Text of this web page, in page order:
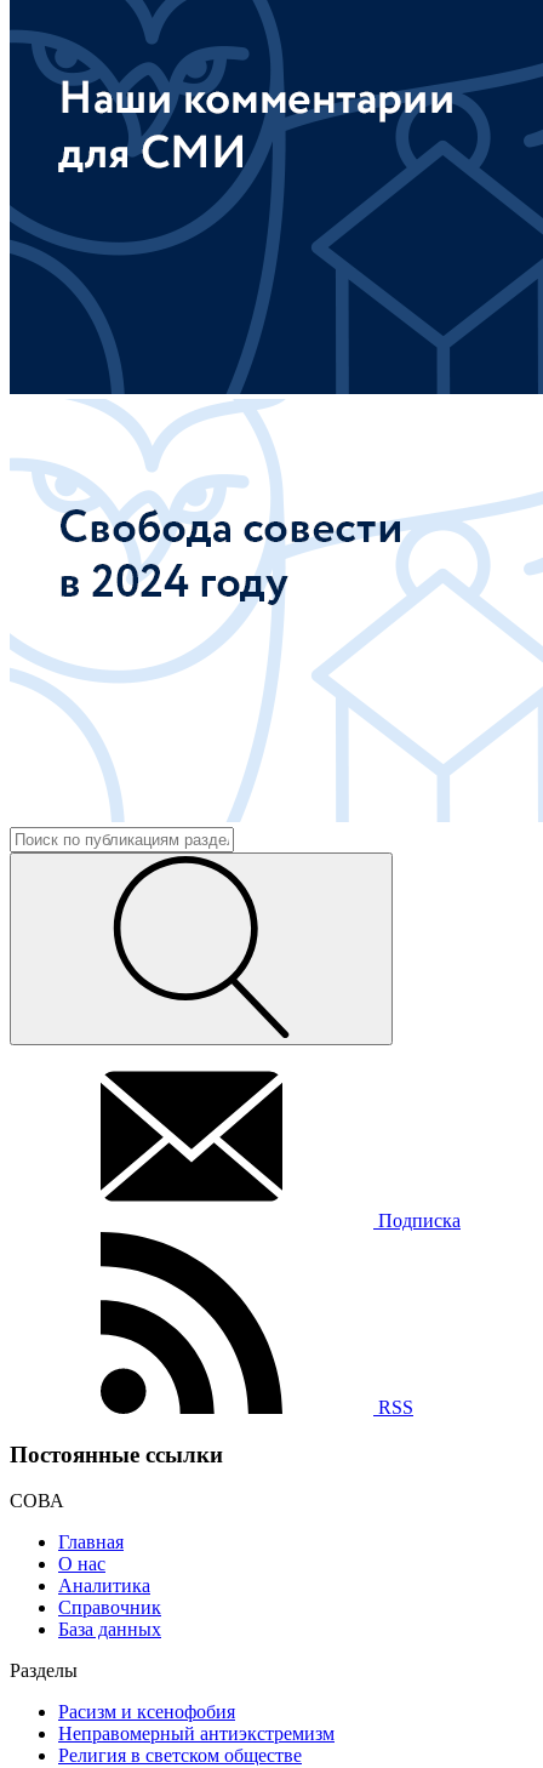
Подписка
RSS
Постоянные ссылки
СОВА
Главная
О нас
Аналитика
Справочник
База данных
Разделы
Расизм и ксенофобия
Неправомерный антиэкстремизм
Религия в светском обществе